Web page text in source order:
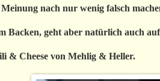
nach nur wenig falsch
Backen, geht aber natürlich auch
& Cheese von Mehlig & Heller.